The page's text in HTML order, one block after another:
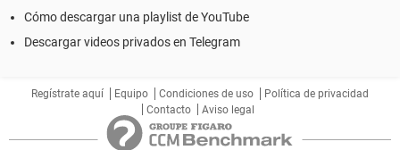
Cómo descargar una playlist de YouTube
Descargar videos privados en Telegram
Regístrate aquí Equipo Condiciones de uso
Política de privacidad
Contacto
Aviso legal